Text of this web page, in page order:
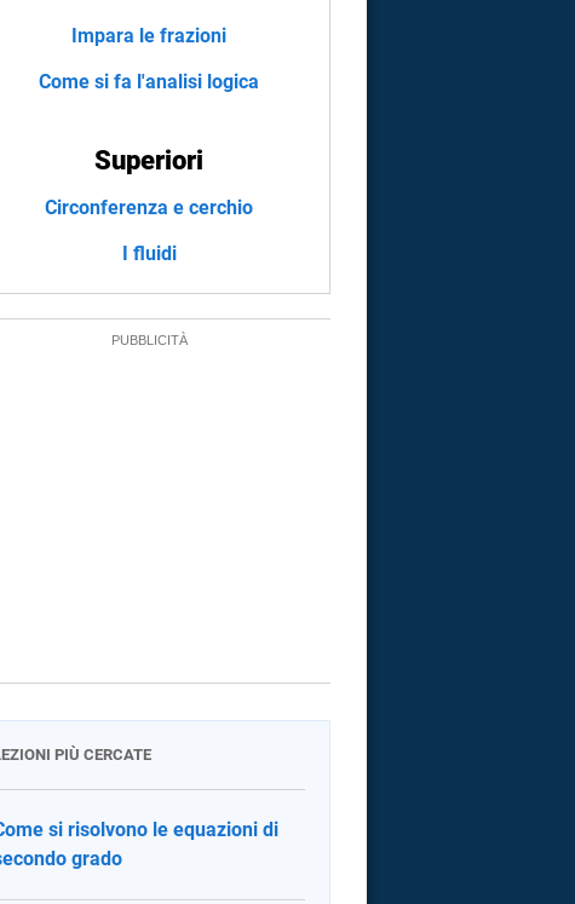
Impara le frazioni
Come si fa l'analisi logica
Superiori
Circonferenza e cerchio
I fluidi
PIÙ CERCATE
si risolvono le equazioni di
grado